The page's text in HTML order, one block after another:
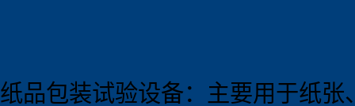
纸品包装试验设备：主要用于纸